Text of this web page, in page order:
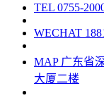
TEL 0755-
WECHAT
MAP 广东省
大厦二楼